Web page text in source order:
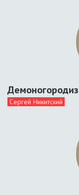
Сергей Никитский